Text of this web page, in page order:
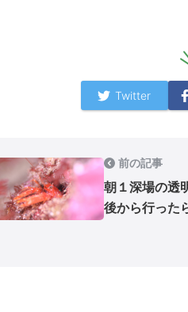
Twitter
前の記事
朝１深場の透
後から行った